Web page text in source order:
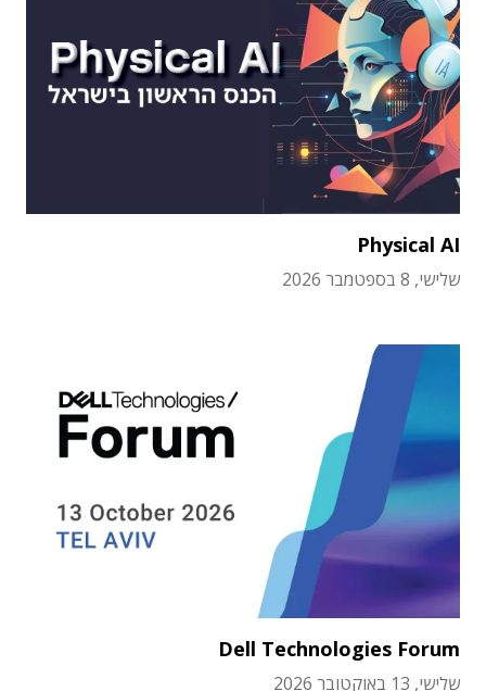
Physical AI
שלישי, 8 בספטמבר 2026
Dell Technologies Forum
שלישי, 13 באוקטובר 2026